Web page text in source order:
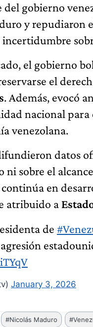
del gobierno
y repudiaron
el gobierno
el
. Además, evocó
nacional
venezolana.
datos
ni sobre el
en
atribuido a
de
January 3, 2026
#Nicolás Maduro #